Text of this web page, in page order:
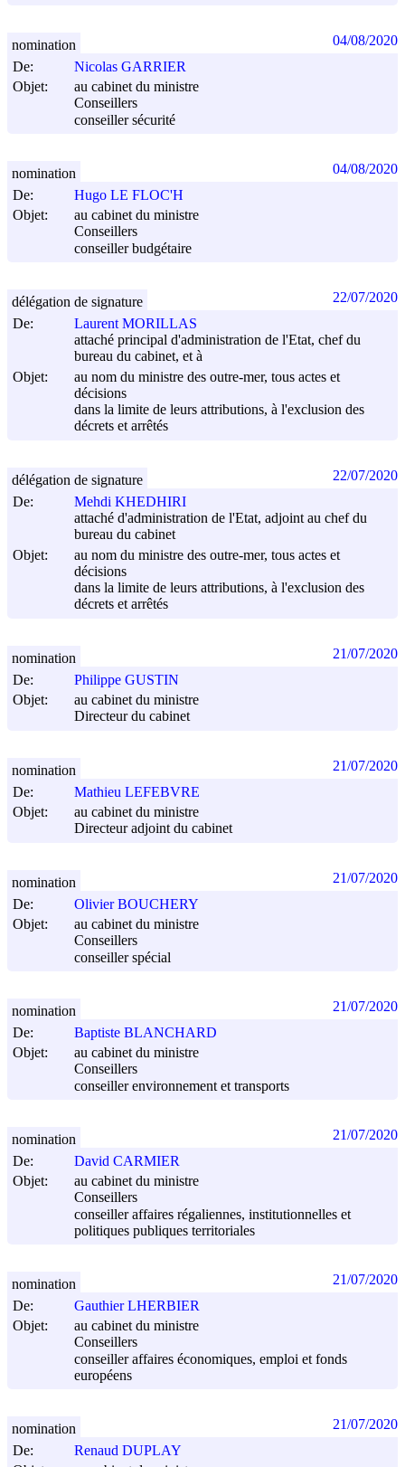
De:
Nicolas GARRIER
Objet:
au cabinet du ministre
Conseillers
conseiller sécurité
nomination 04/08/2020
De:
Hugo LE FLOC'H
Objet:
au cabinet du ministre
Conseillers
conseiller budgétaire
nomination 04/08/2020
De:
Laurent MORILLAS
attaché principal d'administration de l'Etat, chef du
bureau du cabinet, et à
Objet:
au nom du ministre des outre-mer, tous actes et
décisions
dans la limite de leurs attributions, à l'exclusion des
décrets et arrêtés
délégation de signature 22/07/2020
De:
Mehdi KHEDHIRI
attaché d'administration de l'Etat, adjoint au chef du
bureau du cabinet
Objet:
au nom du ministre des outre-mer, tous actes et
décisions
dans la limite de leurs attributions, à l'exclusion des
décrets et arrêtés
délégation de signature 22/07/2020
De:
Philippe GUSTIN
Objet:
au cabinet du ministre
Directeur du cabinet
nomination 21/07/2020
De:
Mathieu LEFEBVRE
Objet:
au cabinet du ministre
Directeur adjoint du cabinet
nomination 21/07/2020
De:
Olivier BOUCHERY
Objet:
au cabinet du ministre
Conseillers
conseiller spécial
nomination 21/07/2020
De:
Baptiste BLANCHARD
Objet:
au cabinet du ministre
Conseillers
conseiller environnement et transports
nomination 21/07/2020
De:
David CARMIER
Objet:
au cabinet du ministre
Conseillers
conseiller affaires régaliennes, institutionnelles et
politiques publiques territoriales
nomination 21/07/2020
De:
Gauthier LHERBIER
Objet:
au cabinet du ministre
Conseillers
conseiller affaires économiques, emploi et fonds
européens
nomination 21/07/2020
De:
Renaud DUPLAY
nomination 21/07/2020